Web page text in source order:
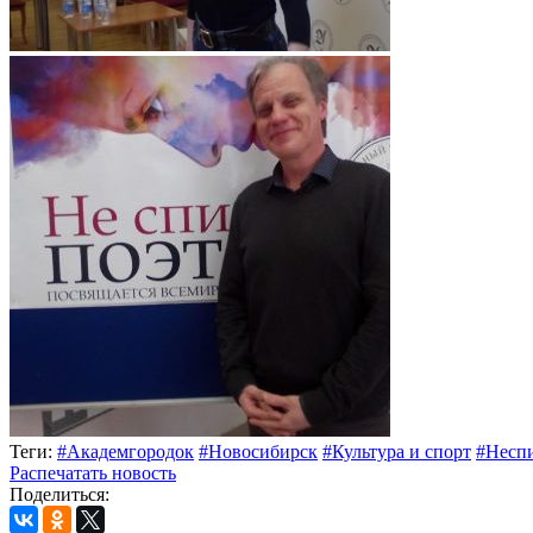
Теги: #Академгородок #Новосибирск #Культура и спорт
Распечатать новость
Поделиться: